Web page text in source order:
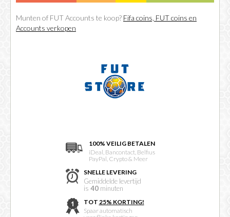
Munten of FUT Accounts te koop? Fifa coins, FUT coins en
Accounts verkopen
100% VEILIG BETALEN
iDeal, Bancontact, Belfius
PayPal, Crypto & Meer
SNELLE LEVERING
Gemiddelde levertijd
is 40minuten
TOT 25% KORTING!
Spaar automatisch